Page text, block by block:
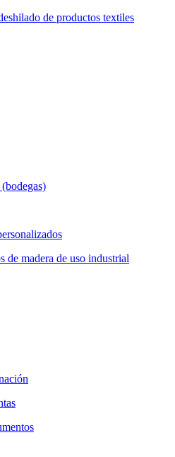
de productos textiles
de madera de uso industrial